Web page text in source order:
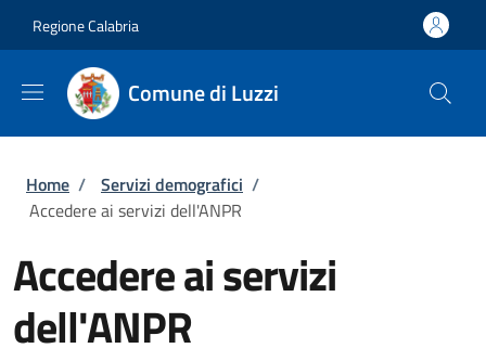
Regione Calabria
Comune di Luzzi
Briciole di pane
Home / Servizi demografici /
Accedere ai servizi dell'ANPR
Accedere ai servizi
dell'ANPR